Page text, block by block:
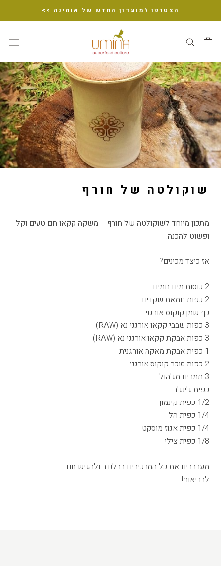
הצטרפו למועדון החדש של אומינה >>
שוקולטה של חורף
מתכון מיוחד לשוקולטה של חורף – משקה קקאו חם טעים וקל
ופשוט להכנה.
אז כיצד מכינים?
2 כוסות מים חמים
2 כפות חמאת שקדים
כף שמן קוקוס אורגני
3 כפות
שבבי קקאו אורגני נא (RAW)
3 כפות
אבקת קקאו אורגני נא (RAW)
1 כפית
אבקת מאקה אורגנית
2 כפות
סוכר קוקוס אורגני
3 תמרים מג'הול
כפית ג'ינג'ר
1/2 כפית קינמון
1/4 כפית הל
1/4 כפית אגוז מוסקט
1/8 כפית צילי
מערבבים את כל המרכיבים בבלנדר ולהגיש חם.
לבריאות!